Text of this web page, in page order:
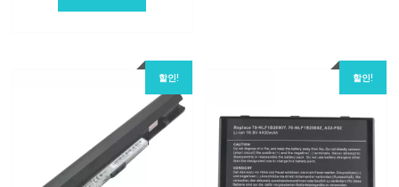
할인! 할인!